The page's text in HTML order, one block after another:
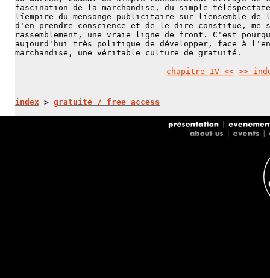
fascination de la marchandise, du simple
líempire du mensonge publicitaire sur líensemble de
d'en prendre conscience et de le dire constitue,
rassemblement, une vraie ligne de front. C'est
aujourd'hui très politique de développer, face à
marchandise, une véritable culture de gratuité.
chapitre IV << >>
index > gratuité / free access